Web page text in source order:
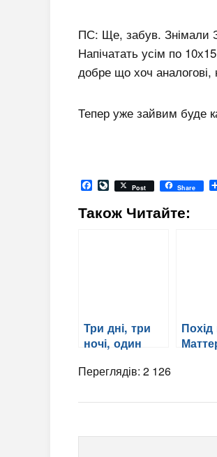
ПС: Ще, забув. Знімали
Напічатать усім по
добре що хоч
Тепер уже зайвим буде
Facebook
LiveJournal
Post Share
Також Читайте:
Три дні, три
ночі, один
Похід
Переглядів: 2 126